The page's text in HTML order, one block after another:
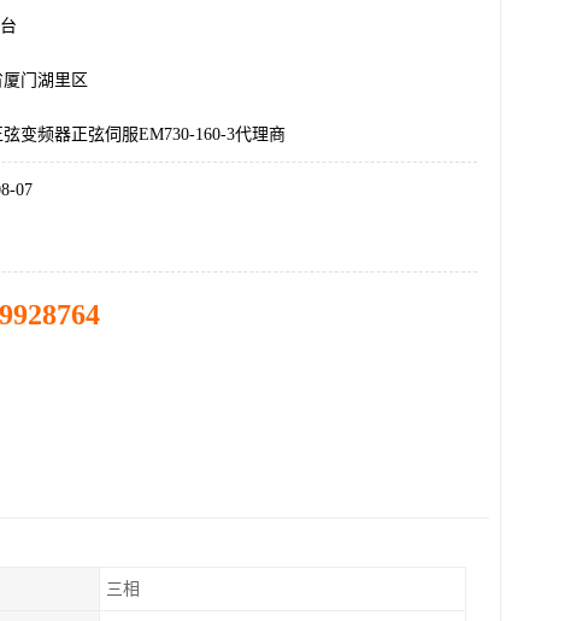
厦门湖里区
弦变频器正弦伺服EM730-160-3代理商
07
三相